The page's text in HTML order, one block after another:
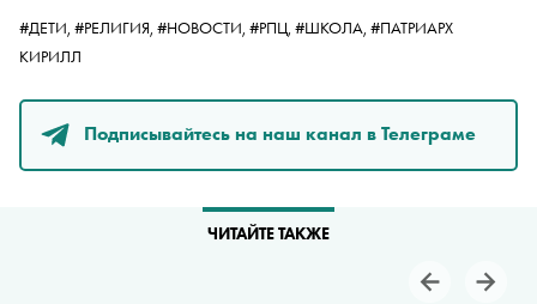
#ДЕТИ, #РЕЛИГИЯ, #НОВОСТИ, #РПЦ, #ШКОЛА, #ПАТРИАРХ
КИРИЛЛ
Подписывайтесь на наш канал в Телеграме
ЧИТАЙТЕ ТАКЖЕ